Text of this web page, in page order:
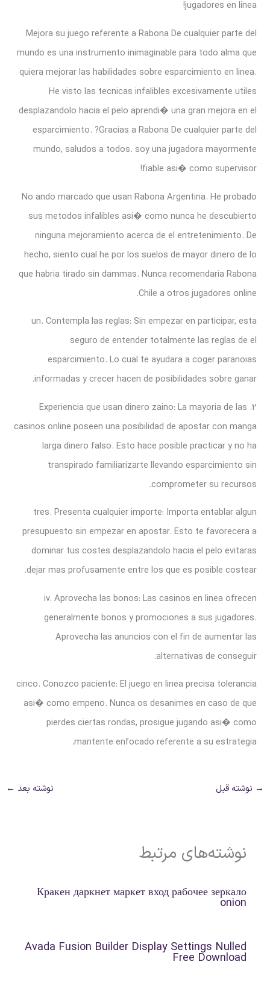
jugadores en linea!
Mejora su juego referente a Rabona De cualquier parte del
mundo es una instrumento inimaginable para todo alma que
quiera mejorar las habilidades sobre esparcimiento en linea.
He visto las tecnicas infalibles excesivamente utiles
desplazandolo hacia el pelo aprendi� una gran mejora en el
esparcimiento. ?Gracias a Rabona De cualquier parte del
mundo, saludos a todos. soy una jugadora mayormente
fiable asi� como supervisor!
No ando marcado que usan Rabona Argentina. He probado
sus metodos infalibles asi� como nunca he descubierto
ninguna mejoramiento acerca de el entretenimiento. De
hecho, siento cual he por los suelos de mayor dinero de lo
que habria tirado sin dammas. Nunca recomendaria Rabona
Chile a otros jugadores online.
un. Contempla las reglas: Sin empezar en participar, esta
seguro de entender totalmente las reglas de el
esparcimiento. Lo cual te ayudara a coger paranoias
informadas y crecer hacen de posibilidades sobre ganar.
2. Experiencia que usan dinero zaino: La mayoria de las
casinos online poseen una posibilidad de apostar con manga
larga dinero falso. Esto hace posible practicar y no ha
transpirado familiarizarte llevando esparcimiento sin
comprometer su recursos.
tres. Presenta cualquier importe: Importa entablar algun
presupuesto sin empezar en apostar. Esto te favorecera a
dominar tus costes desplazandolo hacia el pelo evitaras
dejar mas profusamente entre los que es posible costear.
iv. Aprovecha las bonos: Las casinos en linea ofrecen
generalmente bonos y promociones a sus jugadores.
Aprovecha las anuncios con el fin de aumentar las
alternativas de conseguir.
cinco. Conozco paciente: El juego en linea precisa tolerancia
asi� como empeno. Nunca os desanimes en caso de que
pierdes ciertas rondas, prosigue jugando asi� como
mantente enfocado referente a su estrategia.
→ نوشته قبل نوشته بعد ←
نوشته‌های مرتبط
Кракен даркнет маркет вход рабочее зеркало
onion
Avada Fusion Builder Display Settings Nulled
Free Download